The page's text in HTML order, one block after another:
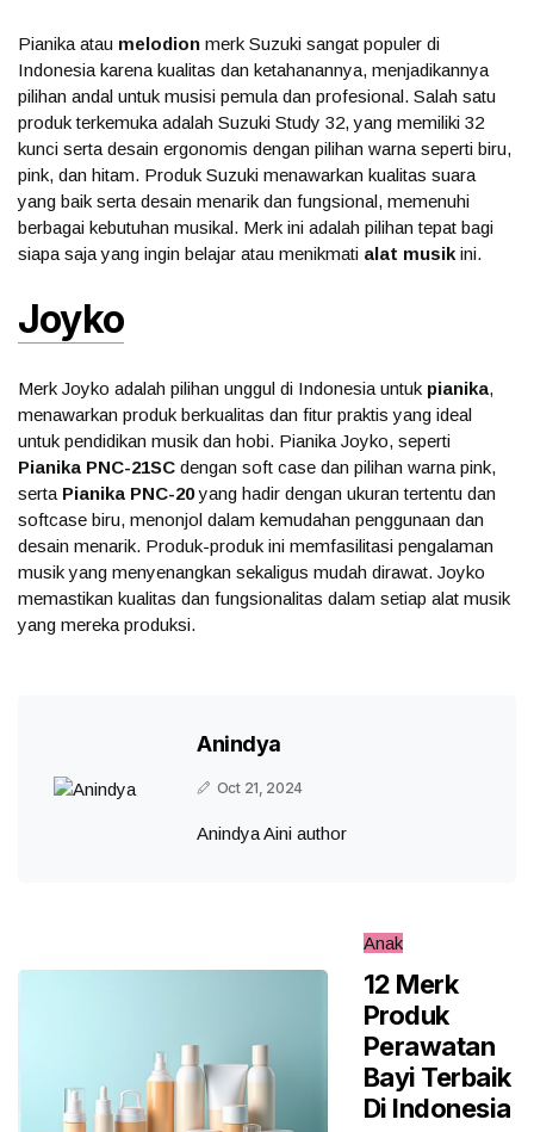
Pianika atau melodion merk Suzuki sangat populer di
Indonesia karena kualitas dan ketahanannya, menjadikannya
pilihan andal untuk musisi pemula dan profesional. Salah satu
produk terkemuka adalah Suzuki Study 32, yang memiliki 32
kunci serta desain ergonomis dengan pilihan warna seperti biru,
pink, dan hitam. Produk Suzuki menawarkan kualitas suara
yang baik serta desain menarik dan fungsional, memenuhi
berbagai kebutuhan musikal. Merk ini adalah pilihan tepat bagi
siapa saja yang ingin belajar atau menikmati alat musik ini.
Joyko
Merk Joyko adalah pilihan unggul di Indonesia untuk pianika,
menawarkan produk berkualitas dan fitur praktis yang ideal
untuk pendidikan musik dan hobi. Pianika Joyko, seperti
Pianika PNC-21SC dengan soft case dan pilihan warna pink,
serta Pianika PNC-20yang hadir dengan ukuran tertentu dan
softcase biru, menonjol dalam kemudahan penggunaan dan
desain menarik. Produk-produk ini memfasilitasi pengalaman
musik yang menyenangkan sekaligus mudah dirawat. Joyko
memastikan kualitas dan fungsionalitas dalam setiap alat musik
yang mereka produksi.
Anindya
Oct 21, 2024
Anindya Aini author
Anak
12 Merk
Produk
Perawatan
Bayi Terbaik
Di Indonesia